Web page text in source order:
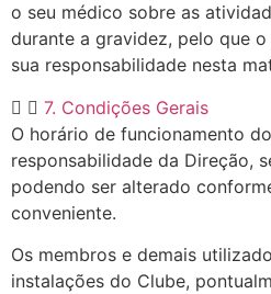
o seu médico sobre as
durante a gravidez, pelo que
sua responsabilidade nesta
7. Condições Gerais
O horário de funcionamento
responsabilidade da Direção,
podendo ser alterado
conveniente.
Os membros e demais
instalações do Clube,